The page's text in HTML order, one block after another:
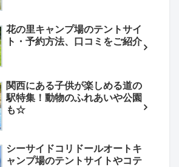
花の里キャンプ場のテントサイ
ト・予約方法、口コミをご紹介
関西にある子供が楽しめる道の
駅特集！動物のふれあいや公園
も☆
シーサイドコリドールオートキ
ャンプ場のテントサイトやコテ